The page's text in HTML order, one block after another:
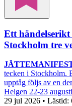
Ett
Stockholm tre
tecken i Stockholm.
upptåg följs av en
Helgen 22-23
29 jul 2026 • Lästid: